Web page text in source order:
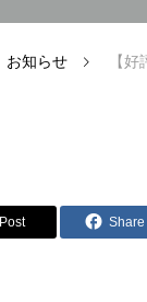
シナプスの笑いバ
お知らせ 【
Post Share